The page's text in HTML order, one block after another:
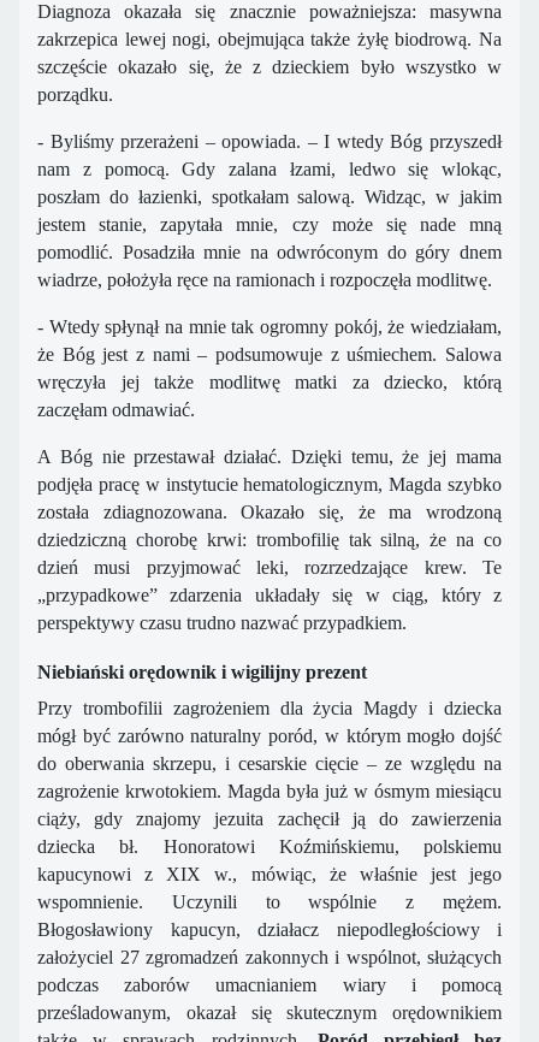
Diagnoza okazała się znacznie poważniejsza: masywna
zakrzepica lewej nogi, obejmująca także żyłę biodrową. Na
szczęście okazało się, że z dzieckiem było wszystko w
porządku.
- Byliśmy przerażeni – opowiada. – I wtedy Bóg przyszedł
nam z pomocą. Gdy zalana łzami, ledwo się wlokąc,
poszłam do łazienki, spotkałam salową. Widząc, w jakim
jestem stanie, zapytała mnie, czy może się nade mną
pomodlić. Posadziła mnie na odwróconym do góry dnem
wiadrze, położyła ręce na ramionach i rozpoczęła modlitwę.
- Wtedy spłynął na mnie tak ogromny pokój, że wiedziałam,
że Bóg jest z nami – podsumowuje z uśmiechem. Salowa
wręczyła jej także modlitwę matki za dziecko, którą
zaczęłam odmawiać.
A Bóg nie przestawał działać. Dzięki temu, że jej mama
podjęła pracę w instytucie hematologicznym, Magda szybko
została zdiagnozowana. Okazało się, że ma wrodzoną
dziedziczną chorobę krwi: trombofilię tak silną, że na co
dzień musi przyjmować leki, rozrzedzające krew. Te
„przypadkowe” zdarzenia układały się w ciąg, który z
perspektywy czasu trudno nazwać przypadkiem.
Niebiański orędownik i wigilijny prezent
Przy trombofilii zagrożeniem dla życia Magdy i dziecka
mógł być zarówno naturalny poród, w którym mogło dojść
do oberwania skrzepu, i cesarskie cięcie – ze względu na
zagrożenie krwotokiem. Magda była już w ósmym miesiącu
ciąży, gdy znajomy jezuita zachęcił ją do zawierzenia
dziecka bł. Honoratowi Koźmińskiemu, polskiemu
kapucynowi z XIX w., mówiąc, że właśnie jest jego
wspomnienie. Uczynili to wspólnie z mężem.
Błogosławiony kapucyn, działacz niepodległościowy i
założyciel 27 zgromadzeń zakonnych i wspólnot, służących
podczas zaborów umacnianiem wiary i pomocą
prześladowanym, okazał się skutecznym orędownikiem